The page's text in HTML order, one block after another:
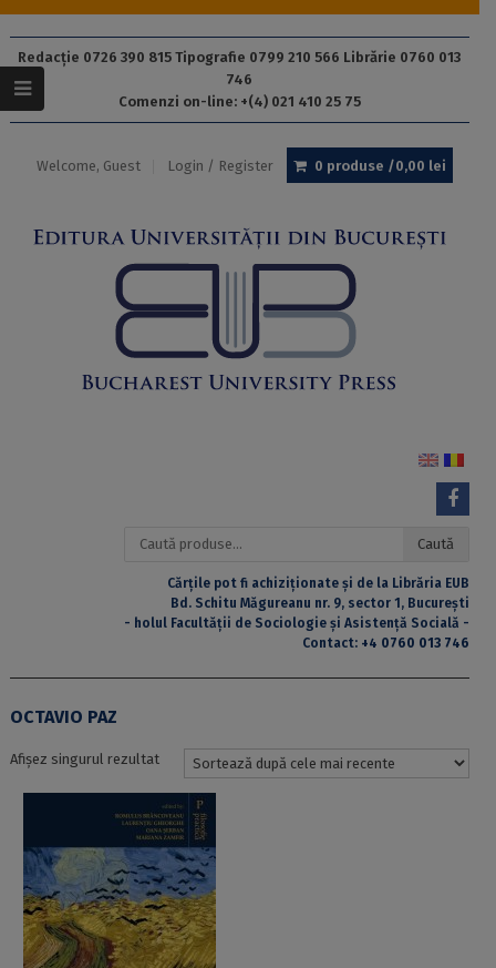
Redacție 0726 390 815 Tipografie 0799 210 566 Librărie 0760 013
746
Comenzi on-line: +(4) 021 410 25 75
Welcome, Guest Login / Register 0 produse /0,00 lei
Caută
Caută
Cărțile pot fi achiziționate și de la Librăria EUB
Bd. Schitu Măgureanu nr. 9, sector 1, București
- holul Facultății de Sociologie și Asistență Socială -
Contact: +4 0760 013 746
OCTAVIO PAZ
Afișez singurul rezultat